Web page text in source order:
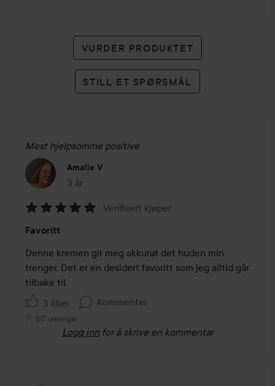
VURDER PRODUKTET
STILL ET SPØRSMÅL
Mest hjelpsomme positive
Amalie V
3 år
Innlegget ble opprettet 3 år
5
av
5
Verifisert kjøper
Favoritt
Denne kremen gir meg akkurat det huden min
trenger. Det er en desidert favoritt som jeg alltid går
tilbake til.
3 liker
Kommenter
517 visninger
Logg inn for å skrive en kommentar